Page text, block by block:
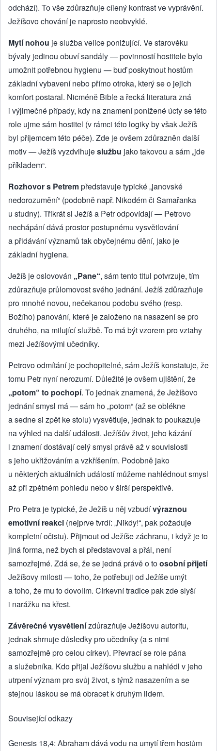
odchází). To vše zdůrazňuje cílený kontrast ve vyprávění.
Ježíšovo chování je naprosto neobvyklé.
Mytí nohou je služba velice ponižující. Ve starověku
bývaly jedinou obuví sandály — povinností hostitele bylo
umožnit potřebnou hygienu — buď poskytnout hostům
základní vybavení nebo přímo otroka, který se o jejich
komfort postaral. Nicméně Bible a řecká literatura zná
i výjimečné případy, kdy na znamení ponížené úcty se této
role ujme sám hostitel (v rámci této logiky by však Ježíš
byl příjemcem této péče). Zde je ovšem zdůrazněn další
motiv — Ježíš vyzdvihujeslužbu jako takovou a sám „jde
příkladem“.
Rozhovor s Petrempředstavuje typické „janovské
nedorozumění“ (podobně např. Nikodém či Samařanka
u studny). Třikrát si Ježíš a Petr odpovídají — Petrovo
nechápání dává prostor postupnému vysvětlování
a přidávání významů tak obyčejnému dění, jako je
základní hygiena.
Ježíš je oslovován „Pane“, sám tento titul potvrzuje, tím
zdůrazňuje průlomovost svého jednání. Ježíš zdůrazňuje
pro mnohé novou, nečekanou podobu svého (resp.
Božího) panování, které je založeno na nasazení se pro
druhého, na milující službě. To má být vzorem pro vztahy
mezi Ježíšovými učedníky.
Petrovo odmítání je pochopitelné, sám Ježíš konstatuje, že
tomu Petr nyní nerozumí. Důležité je ovšem ujištění, že
„potom“ to pochopí. To jednak znamená, že Ježíšovo
jednání smysl má — sám ho „potom“ (až se oblékne
a sedne si zpět ke stolu) vysvětluje, jednak to poukazuje
na výhled na další události. Ježíšův život, jeho kázání
i znamení dostávají celý smysl právě až v souvislosti
s jeho ukřižováním a vzkříšením. Podobně jako
u některých aktuálních událostí můžeme nahlédnout smysl
až při zpětném pohledu nebo v širší perspektivě.
Pro Petra je typické, že Ježíš u něj vzbudívýraznou
emotivní reakci (nejprve tvrdí: „Nikdy!“, pak požaduje
kompletní očistu). Přijmout od Ježíše záchranu, i když je to
jiná forma, než bych si představoval a přál, není
samozřejmé. Zdá se, že se jedná právě o toosobní přijetí
Ježíšovy milosti — toho, že potřebuji od Ježíše umýt
a toho, že mu to dovolím. Církevní tradice pak zde slyší
i narážku na křest.
Závěrečné vysvětlenízdůrazňuje Ježíšovu autoritu,
jednak shrnuje důsledky pro učedníky (a s nimi
samozřejmě pro celou církev). Převrací se role pána
a služebníka. Kdo přijal Ježíšovu službu a nahlédl v jeho
utrpení význam pro svůj život, s týmž nasazením a se
stejnou láskou se má obracet k druhým lidem.
Související odkazy
Genesis 18,4: Abraham dává vodu na umytí třem hostům